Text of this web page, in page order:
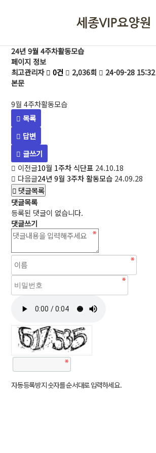
24년 9월 4주차활동모습
페이지 정보
최고관리자
0건 2,036회
24-09-28 15:32
본문
9월 4주차활동모습
목록
답변
글쓰기
이전글10월 1주차 식단표 24.10.18
다음글24년 9월 3주차 활동모습 24.09.28
댓글목록
댓글목록
등록된 댓글이 없습니다.
댓글쓰기
자동등록방지 숫자를 순서대로 입력하세요.